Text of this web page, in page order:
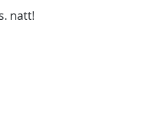
natt!